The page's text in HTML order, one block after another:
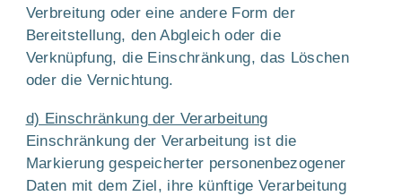
Verbreitung oder eine andere Form der
Bereitstellung, den Abgleich oder die
Verknüpfung, die Einschränkung, das Löschen
oder die Vernichtung.
d) Einschränkung der Verarbeitung
Einschränkung der Verarbeitung ist die
Markierung gespeicherter personenbezogener
Daten mit dem Ziel, ihre künftige Verarbeitung